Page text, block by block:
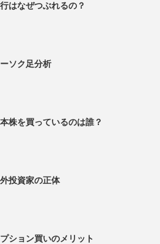
はなぜつぶれるの？
ソク足分析
本株を買っているのは誰？
投資家の正体
ション買いのメリット